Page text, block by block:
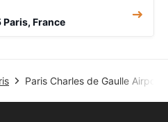
France
Paris Charles de Gaulle Airport